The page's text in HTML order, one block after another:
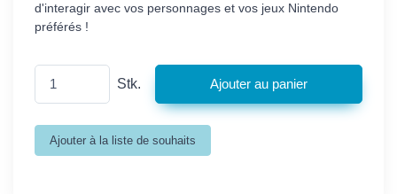
d'interagir avec vos personnages et vos jeux Nintendo
préférés !
Stk.